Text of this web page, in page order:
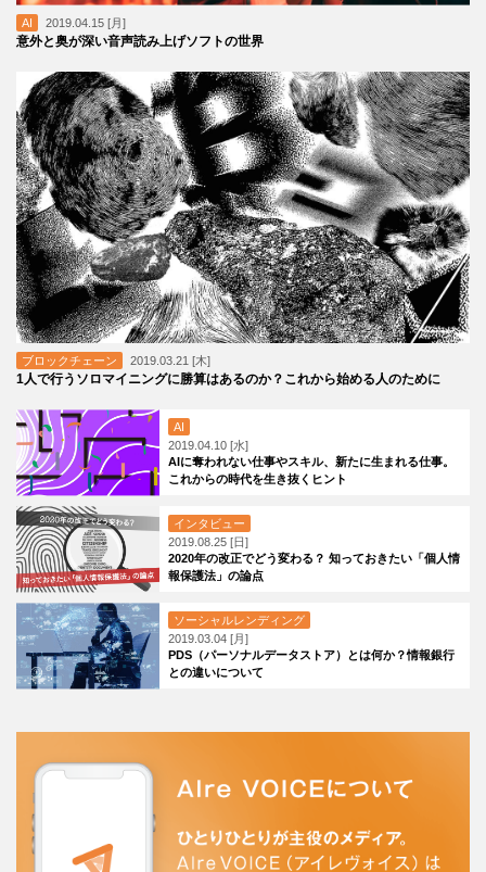
AI 2019.04.15 [月]
意外と奥が深い音声読み上げソフトの世界
ブロックチェーン 2019.03.21 [木]
1人で行うソロマイニングに勝算はあるのか？これから始める人のために
AI
2019.04.10 [水]
AIに奪われない仕事やスキル、新たに生まれる仕事。
これからの時代を生き抜くヒント
インタビュー
2019.08.25 [日]
2020年の改正でどう変わる？ 知っておきたい「個人情
報保護法」の論点
ソーシャルレンディング
2019.03.04 [月]
PDS（パーソナルデータストア）とは何か？情報銀行
との違いについて